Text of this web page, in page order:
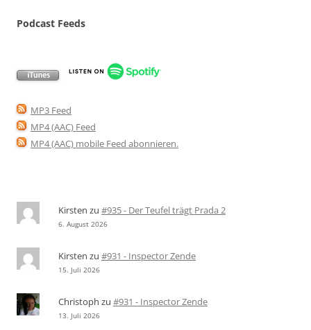
Podcast Feeds
MP3 Feed
MP4 (AAC) Feed
MP4 (AAC) mobile Feed abonnieren.
Kirsten zu #935 - Der Teufel trägt Prada 2
6. August 2026
Kirsten zu #931 - Inspector Zende
15. Juli 2026
Christoph zu #931 - Inspector Zende
13. Juli 2026